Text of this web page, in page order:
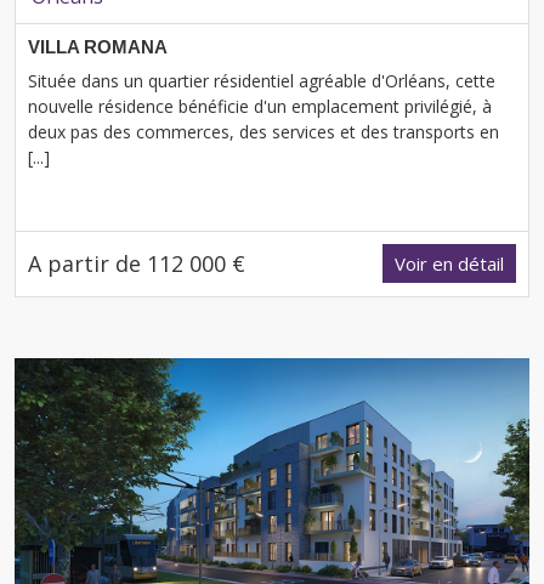
VILLA ROMANA
Située dans un quartier résidentiel agréable d'Orléans, cette
nouvelle résidence bénéficie d'un emplacement privilégié, à
deux pas des commerces, des services et des transports en
[...]
A partir de 112 000 € Voir en détail